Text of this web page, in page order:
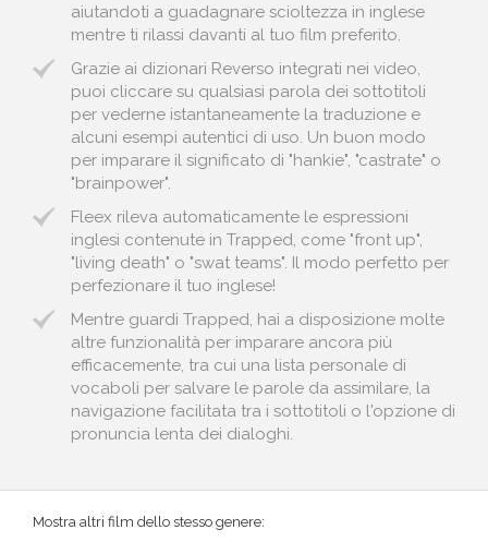
aiutandoti a guadagnare scioltezza in inglese
mentre ti rilassi davanti al tuo film preferito.
Grazie ai dizionari Reverso integrati nei video,
puoi cliccare su qualsiasi parola dei sottotitoli
per vederne istantaneamente la traduzione e
alcuni esempi autentici di uso. Un buon modo
per imparare il significato di "hankie", "castrate" o
"brainpower".
Fleex rileva automaticamente le espressioni
inglesi contenute in Trapped, come "front up",
"living death" o "swat teams". Il modo perfetto per
perfezionare il tuo inglese!
Mentre guardi Trapped, hai a disposizione molte
altre funzionalità per imparare ancora più
efficacemente, tra cui una lista personale di
vocaboli per salvare le parole da assimilare, la
navigazione facilitata tra i sottotitoli o l'opzione di
pronuncia lenta dei dialoghi.
Mostra altri film dello stesso genere: